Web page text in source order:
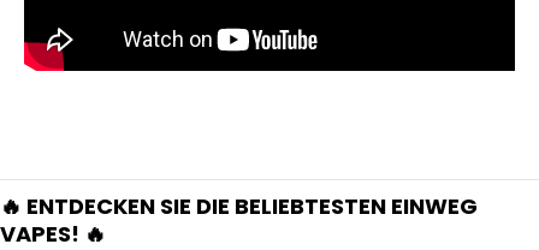
🔥 ENTDECKEN SIE DIE BELIEBTESTEN EINWEG
VAPES! 🔥